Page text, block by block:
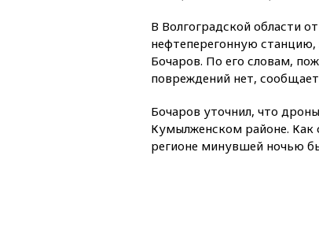
В Волгоградской области
нефтеперегонную станцию,
Бочаров. По его словам,
повреждений нет, сообщает
Бочаров уточнил, что
Кумылженском районе.
регионе минувшей ночью